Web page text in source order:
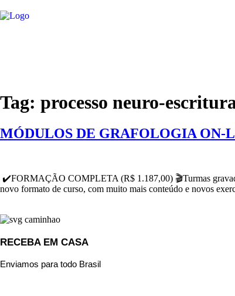
Tag: processo neuro-
MÓDULOS DE GRAFOLOGIA ON-
✔️FORMAÇÃO COMPLETA (R$ 1.187,00) 🎬Turmas
novo formato de curso, com muito mais conteúdo e novos
RECEBA EM CASA
Enviamos para todo Brasil